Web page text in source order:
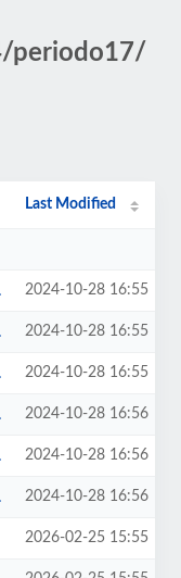
periodo17/
Last Modified
2024-10-28 16:55
2024-10-28 16:55
2024-10-28 16:55
2024-10-28 16:56
2024-10-28 16:56
2024-10-28 16:56
2026-02-25 15:55